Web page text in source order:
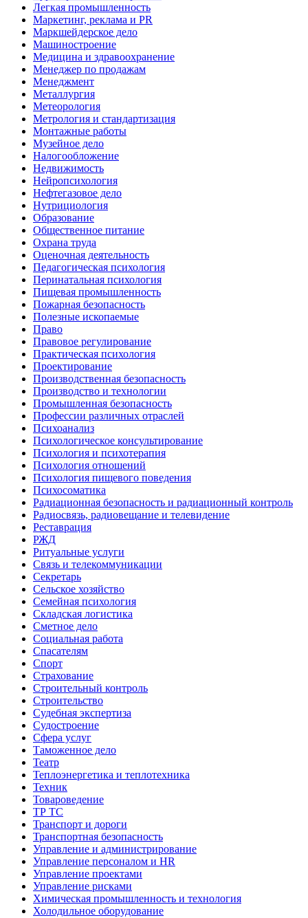
Легкая промышленность
Маркетинг, реклама и PR
Маркшейдерское дело
Машиностроение
Медицина и здравоохранение
Менеджер по продажам
Менеджмент
Металлургия
Метеорология
Метрология и стандартизация
Монтажные работы
Музейное дело
Налогообложение
Недвижимость
Нейропсихология
Нефтегазовое дело
Нутрициология
Образование
Общественное питание
Охрана труда
Оценочная деятельность
Педагогическая психология
Перинатальная психология
Пищевая промышленность
Пожарная безопасность
Полезные ископаемые
Право
Правовое регулирование
Практическая психология
Проектирование
Производственная безопасность
Производство и технологии
Промышленная безопасность
Профессии различных отраслей
Психоанализ
Психологическое консультирование
Психология и психотерапия
Психология отношений
Психология пищевого поведения
Психосоматика
Радиационная безопасность и радиационный контроль
Радиосвязь, радиовещание и телевидение
Реставрация
РЖД
Ритуальные услуги
Связь и телекоммуникации
Секретарь
Сельское хозяйство
Семейная психология
Складская логистика
Сметное дело
Социальная работа
Спасателям
Спорт
Страхование
Строительный контроль
Строительство
Судебная экспертиза
Судостроение
Сфера услуг
Таможенное дело
Театр
Теплоэнергетика и теплотехника
Техник
Товароведение
ТР ТС
Транспорт и дороги
Транспортная безопасность
Управление и администрирование
Управление персоналом и HR
Управление проектами
Управление рисками
Химическая промышленность и технология
Холодильное оборудование